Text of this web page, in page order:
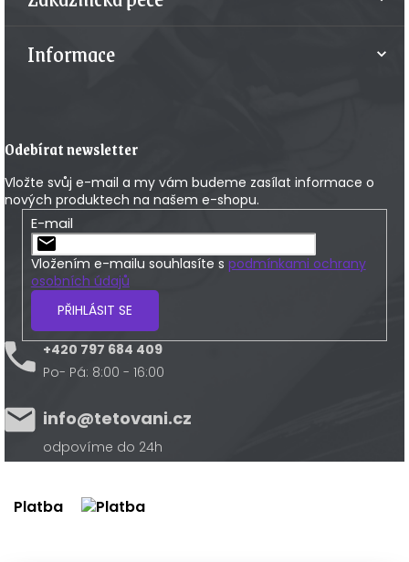
Informace
Odebírat newsletter
Vložte svůj e-mail a my vám budeme zasílat informace o
nových produktech na našem e-shopu.
E-mail
Vložením e-mailu souhlasíte s podmínkami ochrany
osobních údajů
PŘIHLÁSIT SE
+420 797 684 409
Po- Pá: 8:00 - 16:00
info@tetovani.cz
odpovíme do 24h
Platba